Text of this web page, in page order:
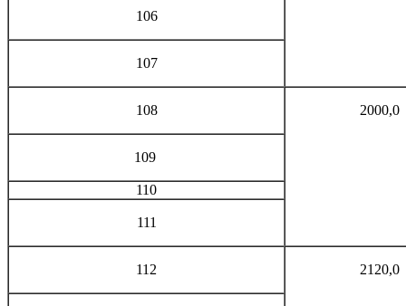
106
107
108 2000,0
109
110
111
112 2120,0